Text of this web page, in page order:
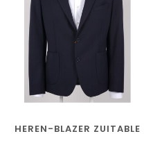
HEREN-BLAZER ZUITABLE